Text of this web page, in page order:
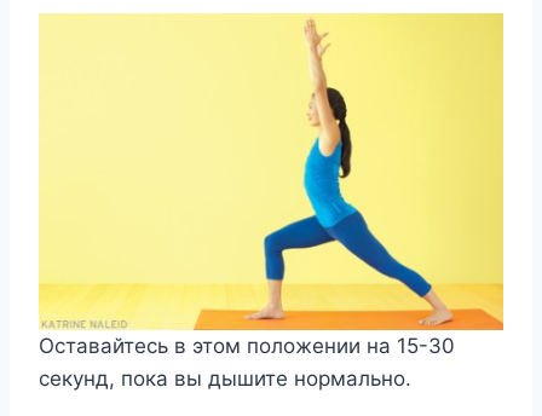
Оставайтесь в этом положении на 15-30
секунд, пока вы дышите нормально.